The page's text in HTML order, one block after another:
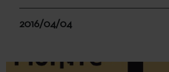
2016/04/04